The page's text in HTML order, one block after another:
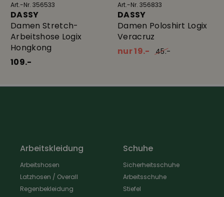
Art.-Nr. 356533
DASSY
Damen Stretch-
Arbeitshose Logix
Hongkong
109.-
Art.-Nr. 356833
DASSY
Damen Poloshirt Logix
Veracruz
nur 19.-
45.-
Arbeitskleidung
Arbeitshosen
Latzhosen / Overall
Regenbekleidung
Schuhe
Sicherheitsschuhe
Arbeitsschuhe
Stiefel